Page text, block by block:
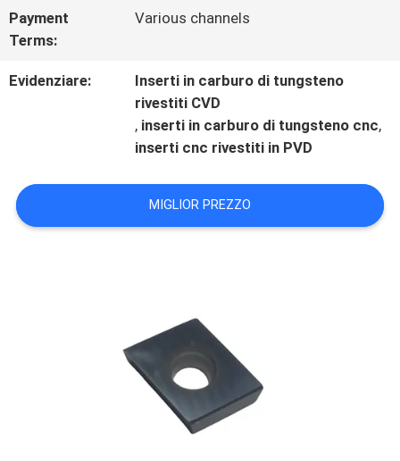
CONTATTACI
Payment
Terms:
Various channels
Evidenziare:
Inserti in carburo di tungsteno
rivestiti CVD
, inserti in carburo di tungsteno cnc,
inserti cnc rivestiti in PVD
MIGLIOR PREZZO